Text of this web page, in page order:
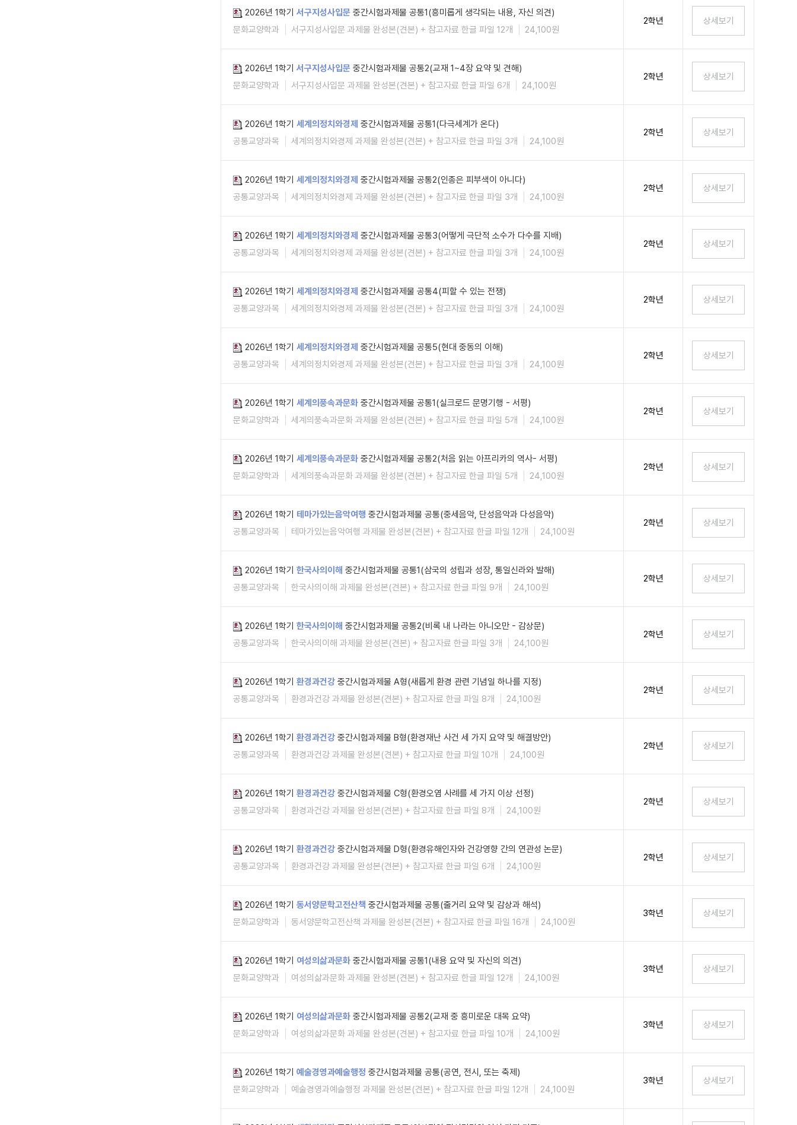
2026년 1학기 서구지성사입문 중간시험과제물 공통1(흥미롭게 생각되는 내용, 자신 의견)
문화교양학과
서구지성사입문 과제물 완성본(견본) + 참고자료 한글 파일 12개 24,100원
2학년
2026년 1학기 서구지성사입문 중간시험과제물 공통2(교재 1~4장 요약 및 견해)
문화교양학과
서구지성사입문 과제물 완성본(견본) + 참고자료 한글 파일 6개 24,100원
2학년
2026년 1학기 세계의정치와경제 중간시험과제물 공통1(다극세계가 온다)
공통교양과목
세계의정치와경제 과제물 완성본(견본) + 참고자료 한글 파일 3개 24,100원
2학년
2026년 1학기 세계의정치와경제 중간시험과제물 공통2(인종은 피부색이 아니다)
공통교양과목
세계의정치와경제 과제물 완성본(견본) + 참고자료 한글 파일 3개 24,100원
2학년
2026년 1학기 세계의정치와경제 중간시험과제물 공통3(어떻게 극단적 소수가 다수를 지배)
공통교양과목
세계의정치와경제 과제물 완성본(견본) + 참고자료 한글 파일 3개 24,100원
2학년
2026년 1학기 세계의정치와경제 중간시험과제물 공통4(피할 수 있는 전쟁)
공통교양과목
세계의정치와경제 과제물 완성본(견본) + 참고자료 한글 파일 3개 24,100원
2학년
2026년 1학기 세계의정치와경제 중간시험과제물 공통5(현대 중동의 이해)
공통교양과목
세계의정치와경제 과제물 완성본(견본) + 참고자료 한글 파일 3개 24,100원
2학년
2026년 1학기 세계의풍속과문화 중간시험과제물 공통1(실크로드 문명기행 - 서평)
문화교양학과
세계의풍속과문화 과제물 완성본(견본) + 참고자료 한글 파일 5개 24,100원
2학년
2026년 1학기 세계의풍속과문화 중간시험과제물 공통2(처음 읽는 아프리카의 역사- 서평)
문화교양학과
세계의풍속과문화 과제물 완성본(견본) + 참고자료 한글 파일 5개 24,100원
2학년
2026년 1학기 테마가있는음악여행 중간시험과제물 공통(중세음악, 단성음악과 다성음악)
공통교양과목
테마가있는음악여행 과제물 완성본(견본) + 참고자료 한글 파일 12개 24,100원
2학년
2026년 1학기 한국사의이해 중간시험과제물 공통1(삼국의 성립과 성장, 통일신라와 발해)
공통교양과목
한국사의이해 과제물 완성본(견본) + 참고자료 한글 파일 9개 24,100원
2학년
2026년 1학기 한국사의이해 중간시험과제물 공통2(비록 내 나라는 아니오만 - 감상문)
공통교양과목
한국사의이해 과제물 완성본(견본) + 참고자료 한글 파일 3개 24,100원
2학년
2026년 1학기 환경과건강 중간시험과제물 A형(새롭게 환경 관련 기념일 하나를 지정)
공통교양과목
환경과건강 과제물 완성본(견본) + 참고자료 한글 파일 8개 24,100원
2학년
2026년 1학기 환경과건강 중간시험과제물 B형(환경재난 사건 세 가지 요약 및 해결방안)
공통교양과목
환경과건강 과제물 완성본(견본) + 참고자료 한글 파일 10개 24,100원
2학년
2026년 1학기 환경과건강 중간시험과제물 C형(환경오염 사례를 세 가지 이상 선정)
공통교양과목
환경과건강 과제물 완성본(견본) + 참고자료 한글 파일 8개 24,100원
2학년
2026년 1학기 환경과건강 중간시험과제물 D형(환경유해인자와 건강영향 간의 연관성 논문)
공통교양과목
환경과건강 과제물 완성본(견본) + 참고자료 한글 파일 6개 24,100원
2학년
2026년 1학기 동서양문학고전산책 중간시험과제물 공통(줄거리 요약 및 감상과 해석)
문화교양학과
동서양문학고전산책 과제물 완성본(견본) + 참고자료 한글 파일 16개 24,100원
3학년
2026년 1학기 여성의삶과문화 중간시험과제물 공통1(내용 요약 및 자신의 의견)
문화교양학과
여성의삶과문화 과제물 완성본(견본) + 참고자료 한글 파일 12개 24,100원
3학년
2026년 1학기 여성의삶과문화 중간시험과제물 공통2(교재 중 흥미로운 대목 요약)
문화교양학과
여성의삶과문화 과제물 완성본(견본) + 참고자료 한글 파일 10개 24,100원
3학년
2026년 1학기 예술경영과예술행정 중간시험과제물 공통(공연, 전시, 또는 축제)
문화교양학과
예술경영과예술행정 과제물 완성본(견본) + 참고자료 한글 파일 12개 24,100원
3학년